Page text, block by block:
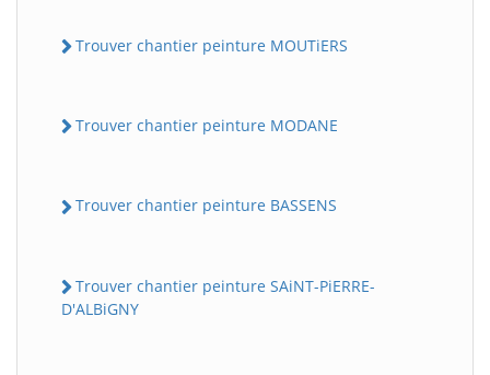
Trouver chantier peinture MOUTiERS
Trouver chantier peinture MODANE
Trouver chantier peinture BASSENS
Trouver chantier peinture SAiNT-PiERRE-
D'ALBiGNY